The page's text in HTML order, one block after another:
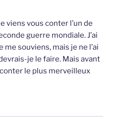
viens vous conter l’un de
guerre mondiale. J’ai
souviens, mais je ne l’ai
je le faire. Mais avant
le plus merveilleux